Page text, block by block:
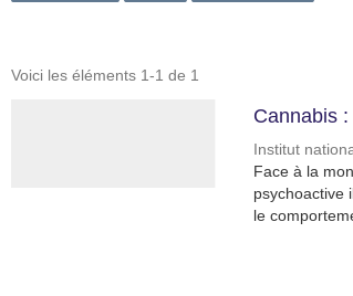
Voici les éléments 1-1 de 1
Cannabis
Institut
Face à la
psychoactive
le